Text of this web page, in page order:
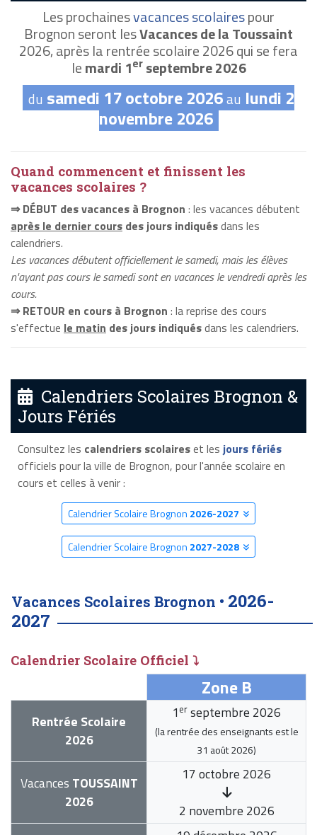
Les prochainesvacances scolairespour
Brognon seront lesVacances de la Toussaint
2026, après la rentrée scolaire 2026 qui se fera
lemardi 1erseptembre 2026
du samedi 17 octobre 2026au lundi 2
novembre 2026
Quand commencent et finissent les
vacances scolaires ?
⇒ DÉBUT des vacances à Brognon : les vacances débutent
après le dernier cours des jours indiquésdans les
calendriers.
Les vacances débutent officiellement le samedi, mais les élèves
n'ayant pas cours le samedi sont en vacances le vendredi après les
cours.
⇒ RETOUR en cours à Brognon : la reprise des cours
s'effectue le matin des jours indiquésdans les calendriers.
Calendriers Scolaires Brognon &
Jours Fériés
Consultez les calendriers scolaireset les jours fériés
officiels pour la ville de Brognon, pour l'année scolaire en
cours et celles à venir :
Calendrier Scolaire Brognon 2026-2027
Calendrier Scolaire Brognon 2027-2028
Vacances Scolaires Brognon • 2026-
2027
Calendrier Scolaire Officiel ⤵
Zone B
Rentrée Scolaire
2026
1 er septembre 2026
(la rentrée des enseignants est le
31 août 2026)
Vacances TOUSSAINT
2026
17 octobre 2026
2 novembre 2026